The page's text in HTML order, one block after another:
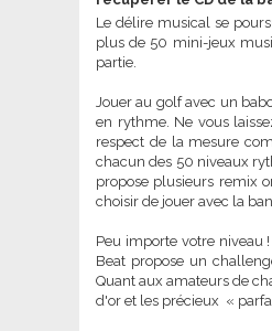
Le délire musical se
plus de 50 mini-jeux
partie.
Jouer au golf avec un
en rythme. Ne vous
respect de la mesure
chacun des 50 niveaux
propose plusieurs remix
choisir de jouer avec la
Peu importe votre niveau
Beat propose un
Quant aux amateurs de
d'or et les précieux «